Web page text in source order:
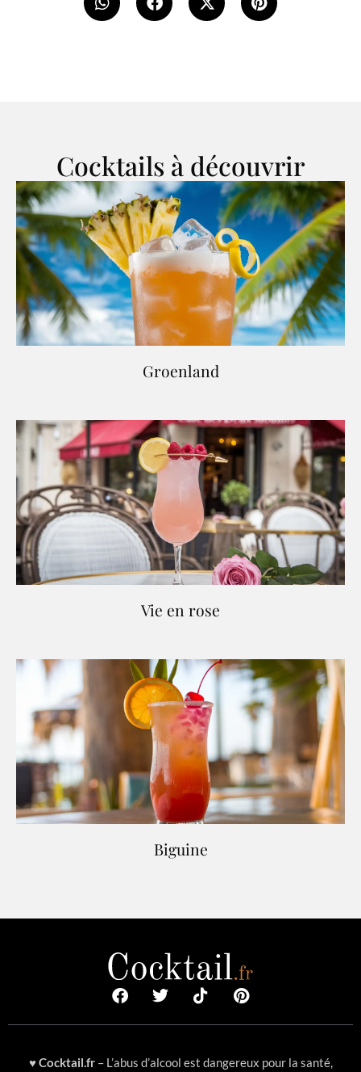
Cocktails à découvrir
Groenland
Vie en rose
Biguine
♥ Cocktail.fr– L’abus d’alcool est dangereux pour la santé,